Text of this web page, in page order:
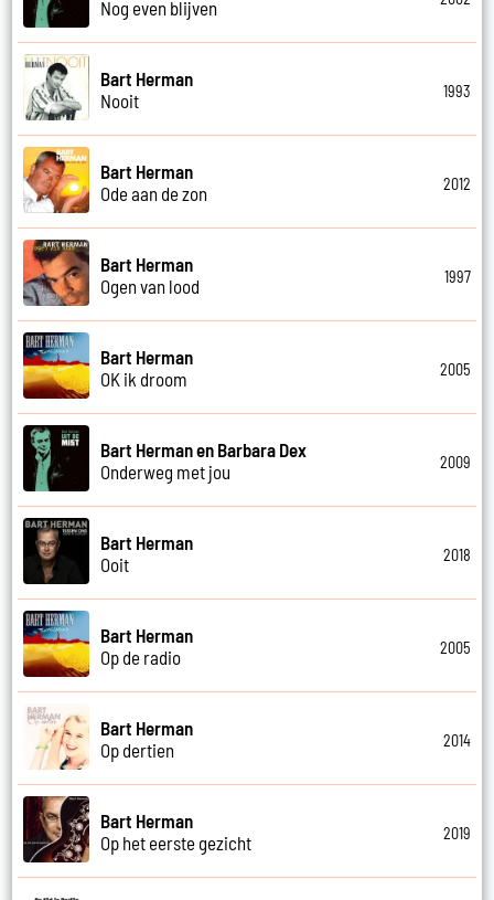
Nog even blijven
Bart Herman
Nooit
1993
Bart Herman
Ode aan de zon
2012
Bart Herman
Ogen van lood
1997
Bart Herman
OK ik droom
2005
Bart Herman en Barbara Dex
Onderweg met jou
2009
Bart Herman
Ooit
2018
Bart Herman
Op de radio
2005
Bart Herman
Op dertien
2014
Bart Herman
Op het eerste gezicht
2019